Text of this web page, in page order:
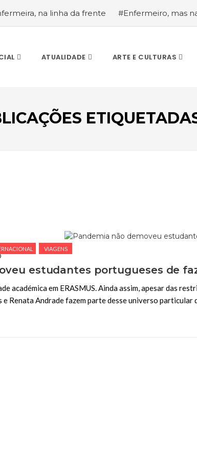
na linha da frente #Enfermeiro, mas
ATUALIDADE ARTE E CULTURAS
VIAGENS
estudantes portugueses de
académica em ERASMUS. Ainda assim, apesar das
e Renata Andrade fazem parte desse universo particular